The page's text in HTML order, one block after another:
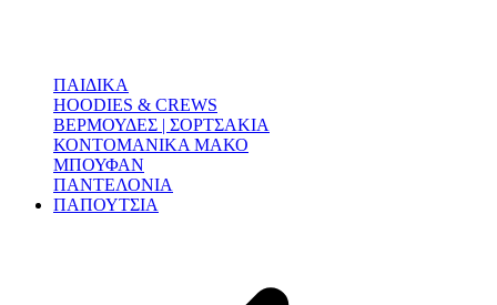
ΠΑΙΔΙΚΑ
HOODIES & CREWS
ΒΕΡΜΟΥΔΕΣ | ΣΟΡΤΣΑΚΙΑ
ΚΟΝΤΟΜΑΝΙΚΑ ΜΑΚΟ
ΜΠΟΥΦΑΝ
ΠΑΝΤΕΛΟΝΙΑ
ΠΑΠΟΥΤΣΙΑ